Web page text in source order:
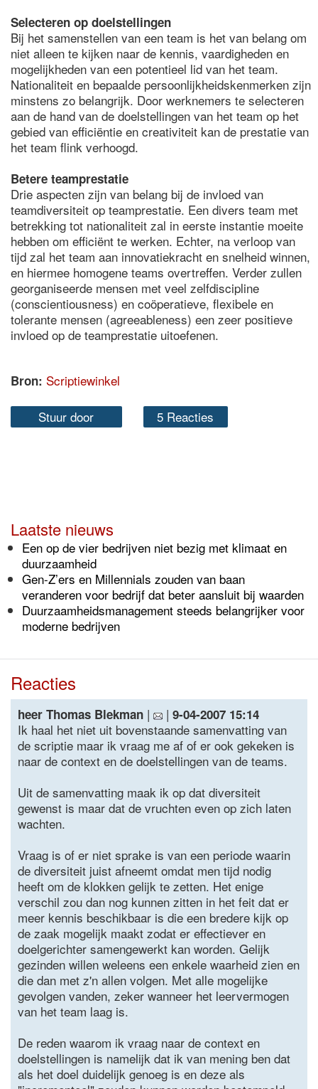
Selecteren op doelstellingen
Bij het samenstellen van een team is het van belang om
niet alleen te kijken naar de kennis, vaardigheden en
mogelijkheden van een potentieel lid van het team.
Nationaliteit en bepaalde persoonlijkheidskenmerken zijn
minstens zo belangrijk. Door werknemers te selecteren
aan de hand van de doelstellingen van het team op het
gebied van efficiëntie en creativiteit kan de prestatie van
het team flink verhoogd.
Betere teamprestatie
Drie aspecten zijn van belang bij de invloed van
teamdiversiteit op teamprestatie. Een divers team met
betrekking tot nationaliteit zal in eerste instantie moeite
hebben om efficiënt te werken. Echter, na verloop van
tijd zal het team aan innovatiekracht en snelheid winnen,
en hiermee homogene teams overtreffen. Verder zullen
georganiseerde mensen met veel zelfdiscipline
(conscientiousness) en coöperatieve, flexibele en
tolerante mensen (agreeableness) een zeer positieve
invloed op de teamprestatie uitoefenen.
Bron: Scriptiewinkel
Stuur door 5 Reacties
Laatste nieuws
Een op de vier bedrijven niet bezig met klimaat en
duurzaamheid
Gen-Z’ers en Millennials zouden van baan
veranderen voor bedrijf dat beter aansluit bij waarden
Duurzaamheidsmanagement steeds belangrijker voor
moderne bedrijven
Reacties
heer Thomas Blekman | | 9-04-2007 15:14
Ik haal het niet uit bovenstaande samenvatting van
de scriptie maar ik vraag me af of er ook gekeken is
naar de context en de doelstellingen van de teams.
Uit de samenvatting maak ik op dat diversiteit
gewenst is maar dat de vruchten even op zich laten
wachten.
Vraag is of er niet sprake is van een periode waarin
de diversiteit juist afneemt omdat men tijd nodig
heeft om de klokken gelijk te zetten. Het enige
verschil zou dan nog kunnen zitten in het feit dat er
meer kennis beschikbaar is die een bredere kijk op
de zaak mogelijk maakt zodat er effectiever en
doelgerichter samengewerkt kan worden. Gelijk
gezinden willen weleens een enkele waarheid zien en
die dan met z'n allen volgen. Met alle mogelijke
gevolgen vanden, zeker wanneer het leervermogen
van het team laag is.
De reden waarom ik vraag naar de context en
doelstellingen is namelijk dat ik van mening ben dat
als het doel duidelijk genoeg is en deze als